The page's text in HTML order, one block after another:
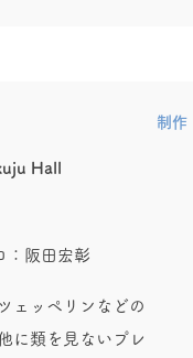
​制作
Hall
阪田宏彰
ェッペリンなどの
に類を見ないプレ